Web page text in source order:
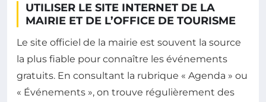
UTILISER LE SITE INTERNET DE LA
MAIRIE ET DE L’OFFICE DE TOURISME
Le site officiel de la mairie est souvent la source
la plus fiable pour connaître les événements
gratuits. En consultant la rubrique « Agenda » ou
« Événements », on trouve régulièrement des